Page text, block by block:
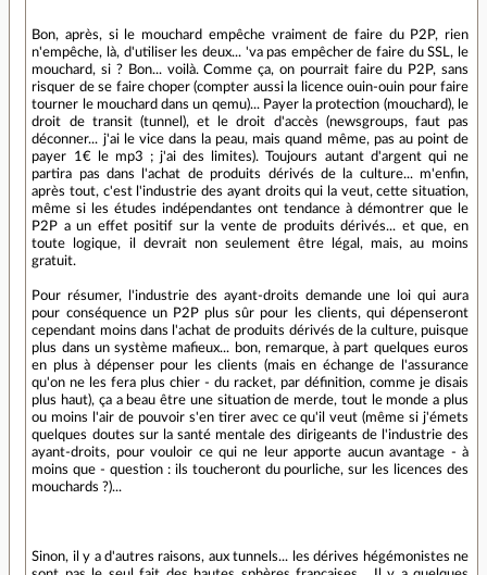
Bon, après, si le mouchard empêche vraiment de faire du P2P, rien
n'empêche, là, d'utiliser les deux... 'va pas empêcher de faire du SSL, le
mouchard, si ? Bon... voilà. Comme ça, on pourrait faire du P2P, sans
risquer de se faire choper (compter aussi la licence ouin-ouin pour faire
tourner le mouchard dans un qemu)... Payer la protection (mouchard), le
droit de transit (tunnel), et le droit d'accès (newsgroups, faut pas
déconner... j'ai le vice dans la peau, mais quand même, pas au point de
payer 1€ le mp3 ; j'ai des limites). Toujours autant d'argent qui ne
partira pas dans l'achat de produits dérivés de la culture... m'enfin,
après tout, c'est l'industrie des ayant droits qui la veut, cette situation,
même si les études indépendantes ont tendance à démontrer que le
P2P a un effet positif sur la vente de produits dérivés... et que, en
toute logique, il devrait non seulement être légal, mais, au moins
gratuit.
Pour résumer, l'industrie des ayant-droits demandeune loi qui aura
pour conséquence un P2Pplussûr pour les clients, qui dépenseront
cependant moins dans l'achat de produits dérivés de la culture, puisque
plus dans un système mafieux... bon, remarque, à part quelques euros
en plus à dépenser pour les clients (mais en échange de l'assurance
qu'on ne les fera plus chier - du racket, par définition, comme je disais
plus haut), ça a beau être une situation de merde, tout le monde a plus
ou moins l'air de pouvoir s'en tirer avec ce qu'il veut (même si j'émets
quelques doutes sur la santé mentale des dirigeants de l'industrie des
ayant-droits, pour vouloir ce qui ne leur apporte aucun avantage - à
moins que - question : ils toucheront du pourliche, sur les licences des
mouchards ?)...
Sinon, il y a d'autres raisons, aux tunnels... les dérives hégémonistes ne